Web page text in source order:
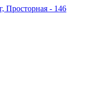
Просторная - 146